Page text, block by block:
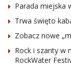
Parada miejska
Trwa święto
Zobacz nowe
Rock i szanty w
RockWater